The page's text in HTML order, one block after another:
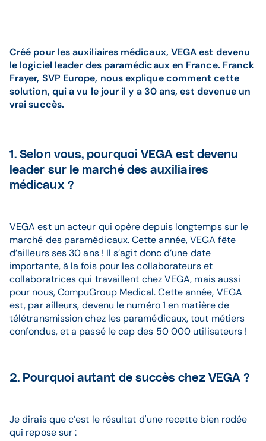
Créé pour les auxiliaires médicaux, VEGA est devenu
le logiciel leader des paramédicaux en France. Franck
Frayer, SVP Europe, nous explique comment cette
solution, qui a vu le jour il y a 30 ans, est devenue un
vrai succès.
1. Selon vous, pourquoi VEGA est devenu
leader sur le marché des auxiliaires
médicaux ?
VEGA est un acteur qui opère depuis longtemps sur le
marché des paramédicaux. Cette année, VEGA fête
d’ailleurs ses 30 ans ! Il s’agit donc d’une date
importante, à la fois pour les collaborateurs et
collaboratrices qui travaillent chez VEGA, mais aussi
pour nous, CompuGroup Medical. Cette année, VEGA
est, par ailleurs, devenu le numéro 1 en matière de
télétransmission chez les paramédicaux, tout métiers
confondus, et a passé le cap des 50 000 utilisateurs !
2. Pourquoi autant de succès chez VEGA ?
Je dirais que c’est le résultat d'une recette bien rodée
qui repose sur :